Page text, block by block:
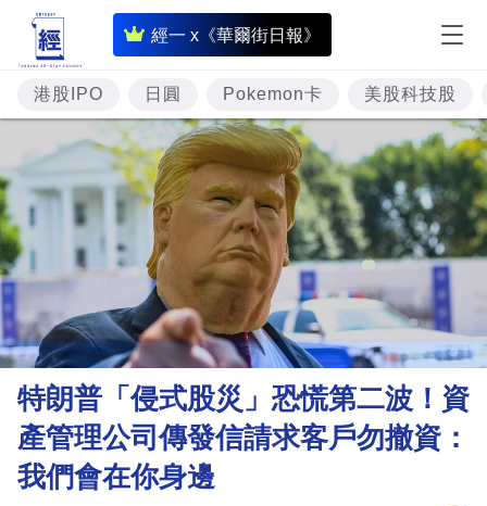
經一 x《華爾街日報》
即
時
財
經
專
題
資
樓
市
理
財
商
業
港股IPO 日圓 Pokemon卡 美股科技股
特朗普「侵式股災」恐慌第二波！資
產管理公司傳發信請求客戶勿撤資：
我們會在你身邊